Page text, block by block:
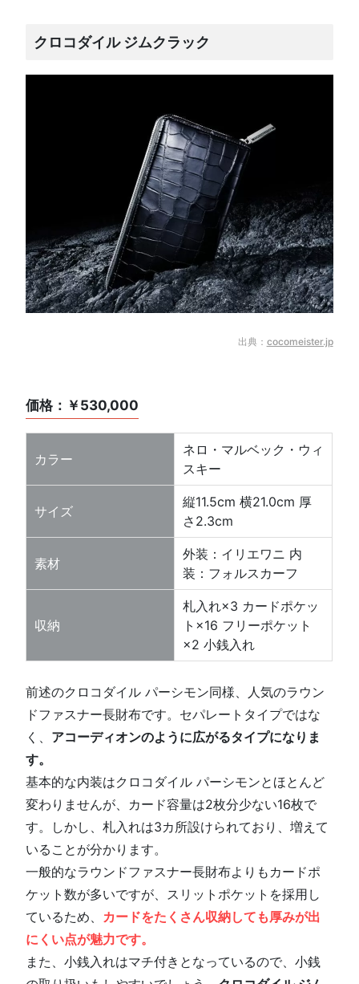
クロコダイル ジムクラック
出典： cocomeister.jp
価格：￥530,000
カラー
ネロ・マルベック・ウィ
スキー
サイズ
縦11.5cm 横21.0cm 厚
さ2.3cm
素材
外装：イリエワニ 内
装：フォルスカーフ
収納
札入れ×3 カードポケッ
ト×16 フリーポケット
×2 小銭入れ
前述のクロコダイル パーシモン同様、人気のラウン
ドファスナー長財布です。セパレートタイプではな
く、 アコーディオンのように広がるタイプになりま
す。
基本的な内装はクロコダイル パーシモンとほとんど
変わりませんが、カード容量は2枚分少ない16枚で
す。しかし、札入れは3カ所設けられており、増えて
いることが分かります。
一般的なラウンドファスナー長財布よりもカードポ
ケット数が多いですが、スリットポケットを採用し
ているため、 カードをたくさん収納しても厚みが出
にくい点が魅力です。
また、小銭入れはマチ付きとなっているので、小銭